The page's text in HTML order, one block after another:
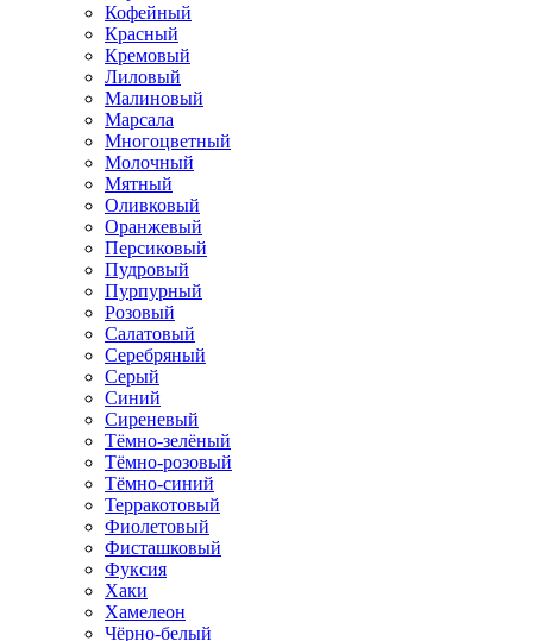
Кофейный
Красный
Кремовый
Лиловый
Малиновый
Марсала
Многоцветный
Молочный
Мятный
Оливковый
Оранжевый
Персиковый
Пудровый
Пурпурный
Розовый
Салатовый
Серебряный
Серый
Синий
Сиреневый
Тёмно-зелёный
Тёмно-розовый
Тёмно-синий
Терракотовый
Фиолетовый
Фисташковый
Фуксия
Хаки
Хамелеон
Чёрно-белый